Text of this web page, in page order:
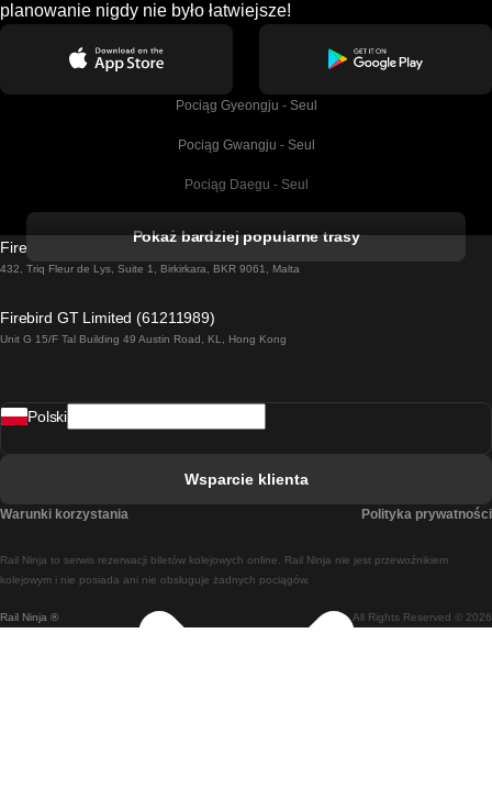
planowanie nigdy nie było łatwiejsze!
Pociąg Gyeongju - Seul
Pociąg Gwangju - Seul
Pociąg Daegu - Seul
Pociąg Dublin - Galway
Pociąg Rzym - Neapol
Pociąg Madryt - Lizbona
Pociąg Madryt - Barcelona
Pokaż bardziej popularne trasy
Firebird GT Limited (OC 1451)
432, Triq Fleur de Lys, Suite 1, Birkirkara, BKR 9061, Malta
Firebird GT Limited (61211989)
Unit G 15/F Tal Building 49 Austin Road, KL, Hong Kong
Rail Ninja ® All Rights Reserved © 2026
Rail Ninja to serwis rezerwacji biletów kolejowych online. Rail Ninja nie jest przewoźnikiem
kolejowym i nie posiada ani nie obsługuje żadnych pociągów.
Polski
Wsparcie klienta
Warunki korzystania Polityka prywatności